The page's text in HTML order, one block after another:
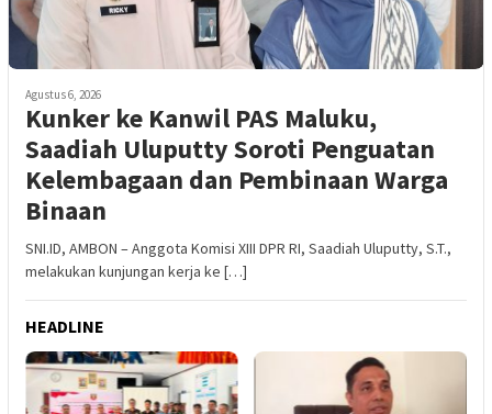
Agustus 6, 2026
Kunker ke Kanwil PAS Maluku,
Saadiah Uluputty Soroti Penguatan
Kelembagaan dan Pembinaan Warga
Binaan
SNI.ID, AMBON – Anggota Komisi XIII DPR RI, Saadiah Uluputty, S.T.,
melakukan kunjungan kerja ke […]
HEADLINE